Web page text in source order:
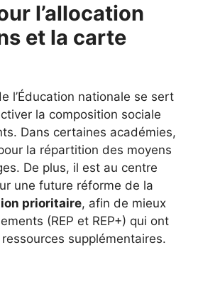
l’allocation
et la carte
l’Éducation nationale se sert
la composition sociale
Dans certaines académies,
la répartition des moyens
De plus, il est au centre
une future réforme de la
prioritaire, afin de mieux
(REP et REP+) qui ont
supplémentaires.